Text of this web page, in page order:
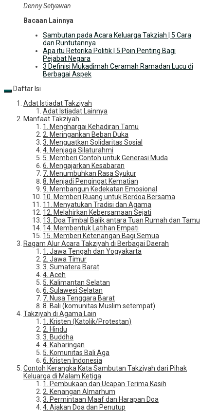
Denny Setyawan
Bacaan Lainnya
Sambutan pada Acara Keluarga Takziah | 5 Cara
dan Runtutannya
Apa itu Retorika Politik | 5 Poin Penting Bagi
Pejabat Negara
3 Definisi Mukadimah Ceramah Ramadan Lucu di
Berbagai Aspek
Daftar Isi
Adat Istiadat Takziyah
Adat Istiadat Lainnya
Manfaat Takziyah
1. Menghargai Kehadiran Tamu
2. Meringankan Beban Duka
3. Menguatkan Solidaritas Sosial
4. Menjaga Silaturahmi
5. Memberi Contoh untuk Generasi Muda
6. Mengajarkan Kesabaran
7. Menumbuhkan Rasa Syukur
8. Menjadi Pengingat Kematian
9. Membangun Kedekatan Emosional
10. Memberi Ruang untuk Berdoa Bersama
11. Menyatukan Tradisi dan Agama
12. Melahirkan Kebersamaan Sejati
13. Doa Timbal Balik antara Tuan Rumah dan Tamu
14. Membentuk Latihan Empati
15. Memberi Ketenangan Bagi Semua
Ragam Alur Acara Takziyah di Berbagai Daerah
1. Jawa Tengah dan Yogyakarta
2. Jawa Timur
3. Sumatera Barat
4. Aceh
5. Kalimantan Selatan
6. Sulawesi Selatan
7. Nusa Tenggara Barat
8. Bali (komunitas Muslim setempat)
Takziyah di Agama Lain
1. Kristen (Katolik/Protestan)
2. Hindu
3. Buddha
4. Kaharingan
5. Komunitas Bali Aga
6. Kristen Indonesia
Contoh Kerangka Kata Sambutan Takziyah dari Pihak
Keluarga di Malam Ketiga
1. Pembukaan dan Ucapan Terima Kasih
2. Kenangan Almarhum
3. Permintaan Maaf dan Harapan Doa
4. Ajakan Doa dan Penutup